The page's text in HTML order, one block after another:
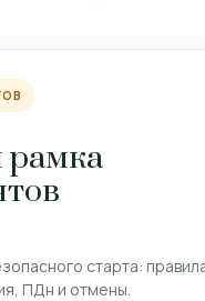
рамка
старта:
ПДн и отмены.